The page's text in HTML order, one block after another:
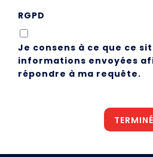
RGPD
Je consens à ce que ce
informations envoyées
répondre à ma requête.